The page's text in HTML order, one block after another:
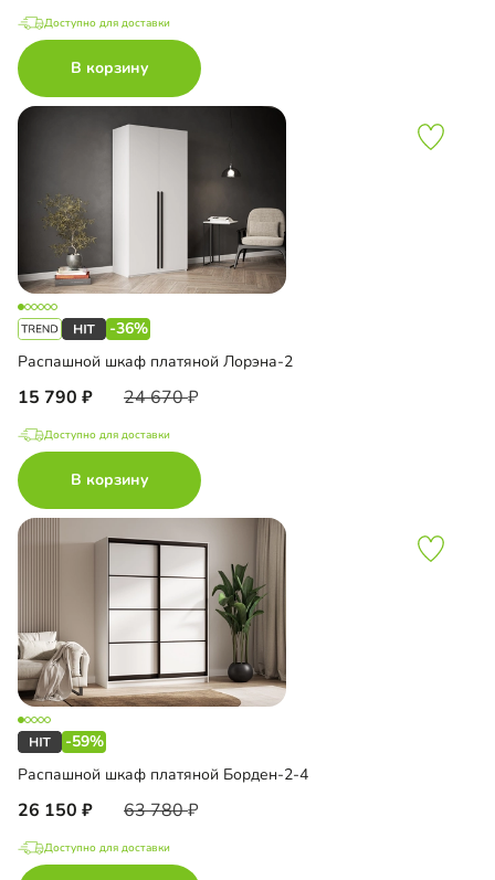
Доступно для доставки
В корзину
-36%
Распашной шкаф платяной Лорэна-2
15 790 24 670
Доступно для доставки
В корзину
-59%
Распашной шкаф платяной Борден-2-4
26 150 63 780
Доступно для доставки